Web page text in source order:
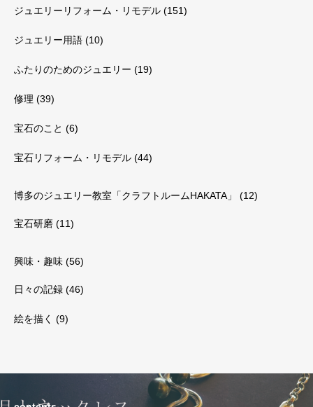
ジュエリーリフォーム・リモデル (151)
ジュエリー用語 (10)
ふたりのためのジュエリー (19)
修理 (39)
宝石のこと (6)
宝石リフォーム・リモデル (44)
博多のジュエリー教室「クラフトルームHAKATA」 (12)
宝石研磨 (11)
興味・趣味 (56)
日々の記録 (46)
絵を描く (9)